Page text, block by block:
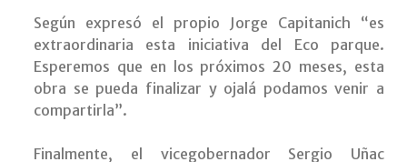
Según expresó el propio Jorge Capitanich “es
extraordinaria esta iniciativa del Eco parque.
Esperemos que en los próximos 20 meses, esta
obra se pueda finalizar y ojalá podamos venir a
compartirla”.
Finalmente, el vicegobernador Sergio Uñac